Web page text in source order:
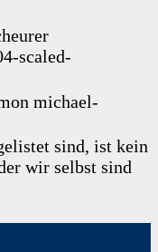
scaled-
michael-
sind, ist kein
wir selbst sind